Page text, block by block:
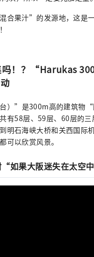
合果汁”的发源地，这是
！？“Harukas
）”是300m高的建筑物“
有58层、59层、60层的三
明石海峡大桥和关西国际
可以欣赏风景。
如果大阪迷失在太空